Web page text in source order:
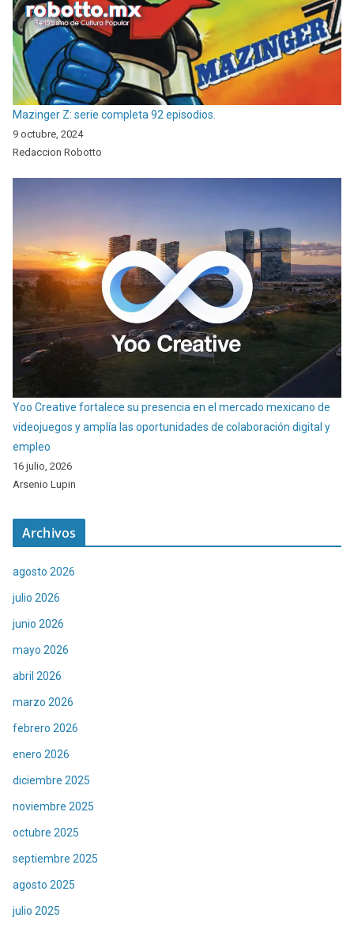
Mazinger Z: serie completa 92 episodios.
9 octubre, 2024
Redaccion Robotto
Yoo Creative fortalece su presencia en el mercado mexicano de
videojuegos y amplía las oportunidades de colaboración digital y
empleo
16 julio, 2026
Arsenio Lupin
Archivos
agosto 2026
julio 2026
junio 2026
mayo 2026
abril 2026
marzo 2026
febrero 2026
enero 2026
diciembre 2025
noviembre 2025
octubre 2025
septiembre 2025
agosto 2025
julio 2025